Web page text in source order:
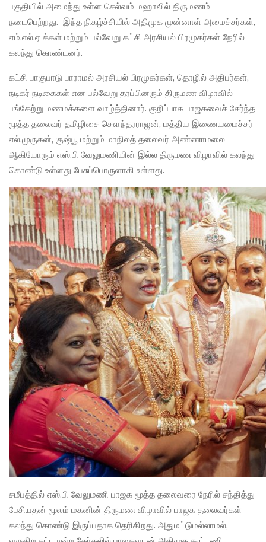
பகுதியில் அமைந்து உள்ள செல்வம் மஹாலில் திருமணம்
நடைபெற்றது. இந்த நிகழ்ச்சியில் அதிமுக முன்னாள் அமைச்சர்கள்,
எம்.எல்.ஏ க்கள் மற்றும் பல்வேறு கட்சி அரசியல் பிரமுகர்கள் நேரில்
கலந்து கொண்டனர்.
கட்சி பாகுபாடு பாராமல் அரசியல் பிரமுகர்கள், தொழில் அதிபர்கள்,
நடிகர் நடிகைகள் என பல்வேறு தரப்பினரும் திருமண விழாவில்
பங்கேற்று மணமக்களை வாழ்த்தினார். குறிப்பாக பாஜகவைச் சேர்ந்த
மூத்த தலைவர் தமிழிசை சௌந்தரராஜன், மத்திய இணையமைச்சர்
எல்.முருகன், குஷ்பூ மற்றும் மாநிலத் தலைவர் அண்ணாமலை
ஆகியோரும் எஸ்.பி வேலுமணியின் இல்ல திருமண விழாவில் கலந்து
கொண்டு உள்ளது பேசுப்பொருளாகி உள்ளது.
சமீபத்தில் எஸ்.பி வேலுமணி பாஜக மூத்த தலைவரை நேரில் சந்தித்து
பேசியதன் மூலம் மகனின் திருமண விழாவில் பாஜக தலைவர்கள்
கலந்து கொண்டு இருப்பதாக தெரிகிறது. அதுமட்டுமல்லாமல்,